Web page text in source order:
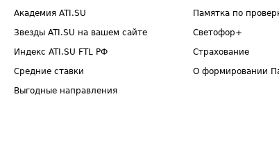
Академия ATI.SU
Звезды ATI.SU на вашем сайте
Индекс ATI.SU FTL РФ
Средние ставки
Выгодные направления
Памятка по
Светофор+
Страхование
О формировании